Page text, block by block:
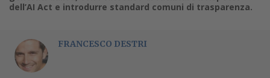
dell’AI Act e introdurre standard comuni di trasparenza.
FRANCESCO DESTRI